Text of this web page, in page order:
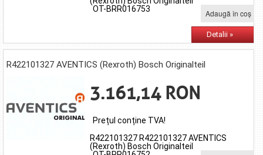
OT-BRR016753
Adaugă în coş
Detalii »
R422101327 AVENTICS (Rexroth) Bosch Originalteil
3.161,14 RON
Prețul conține TVA!
R422101327 R422101327 AVENTICS
(Rexroth) Bosch Originalteil